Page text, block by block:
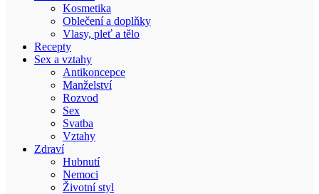
Kosmetika
Oblečení a doplňky
Vlasy, pleť a tělo
Recepty
Sex a vztahy
Antikoncepce
Manželství
Rozvod
Sex
Svatba
Vztahy
Zdraví
Hubnutí
Nemoci
Životní styl